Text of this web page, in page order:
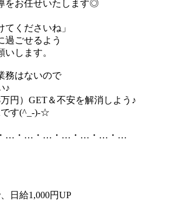
をお任せいたします◎
てくださいね」
過ごせるよう
します。
務はないので
♪
円）GET＆不安を解消しよう♪
す(^_-)-☆
…・…・…・…・…・…・…
日給1,000円UP